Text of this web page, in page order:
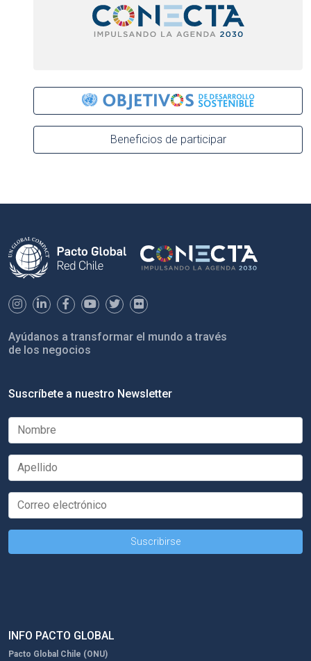
Beneficios de participar
Ayúdanos a transformar el mundo a través
de los negocios
Suscríbete a nuestro Newsletter
INFO PACTO GLOBAL
Pacto Global Chile (ONU)